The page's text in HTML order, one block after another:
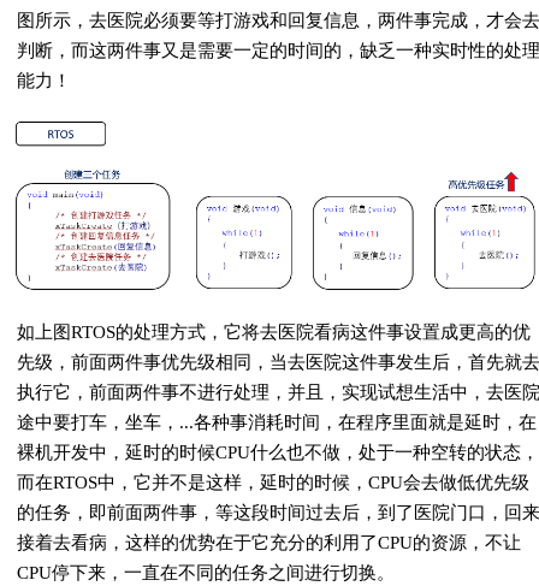
图所示，去医院必须要等打游戏和回复信息，两件事完成，才会去
判断，而这两件事又是需要一定的时间的，缺乏一种实时性的处理
能力！
如上图RTOS的处理方式，它将去医院看病这件事设置成更高的优
先级，前面两件事优先级相同，当去医院这件事发生后，首先就去
执行它，前面两件事不进行处理，并且，实现试想生活中，去医院
途中要打车，坐车，...各种事消耗时间，在程序里面就是延时，在
裸机开发中，延时的时候CPU什么也不做，处于一种空转的状态，
而在RTOS中，它并不是这样，延时的时候，CPU会去做低优先级
的任务，即前面两件事，等这段时间过去后，到了医院门口，回来
接着去看病，这样的优势在于它充分的利用了CPU的资源，不让
CPU停下来，一直在不同的任务之间进行切换。